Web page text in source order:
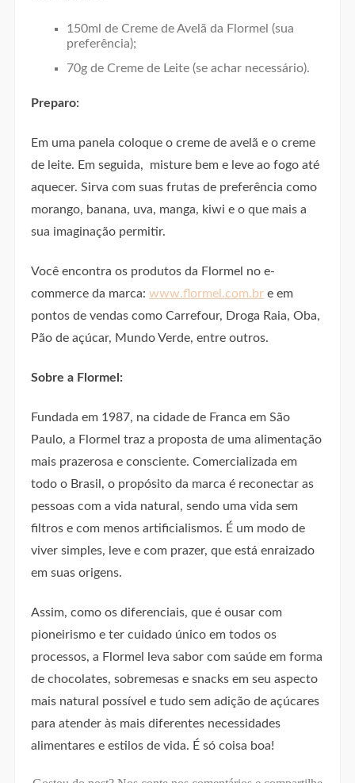
150ml de Creme de Avelã da Flormel (sua
preferência);
70g de Creme de Leite (se achar necessário).
Preparo:
Em uma panela coloque o creme de avelã e o creme
de leite. Em seguida, misture bem e leve ao fogo até
aquecer. Sirva com suas frutas de preferência como
morango, banana, uva, manga, kiwi e o que mais a
sua imaginação permitir.
Você encontra os produtos da Flormel no e-
commerce da marca: www.flormel.com.bre em
pontos de vendas como Carrefour, Droga Raia, Oba,
Pão de açúcar, Mundo Verde, entre outros.
Sobre a Flormel:
Fundada em 1987, na cidade de Franca em São
Paulo, a Flormel traz a proposta de uma alimentação
mais prazerosa e consciente. Comercializada em
todo o Brasil, o propósito da marca é reconectar as
pessoas com a vida natural, sendo uma vida sem
filtros e com menos artificialismos. É um modo de
viver simples, leve e com prazer, que está enraizado
em suas origens.
Assim, como os diferenciais, que é ousar com
pioneirismo e ter cuidado único em todos os
processos, a Flormel leva sabor com saúde em forma
de chocolates, sobremesas e snacks em seu aspecto
mais natural possível e tudo sem adição de açúcares
para atender às mais diferentes necessidades
alimentares e estilos de vida. É só coisa boa!